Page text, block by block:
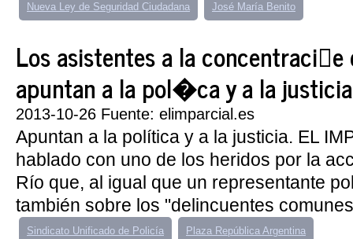
Nueva Ley de Seguridad Ciudadana José María Benito
Los asistentes a la
apuntan a la pol�ca y a la justicia
2013-10-26 Fuente: elimparcial.es
Apuntan a la política y a la justicia. EL
hablado con uno de los heridos por la
Río que, al igual que un representante
también sobre los "delincuentes
Sindicato Unificado de Policía Plaza República Argentina